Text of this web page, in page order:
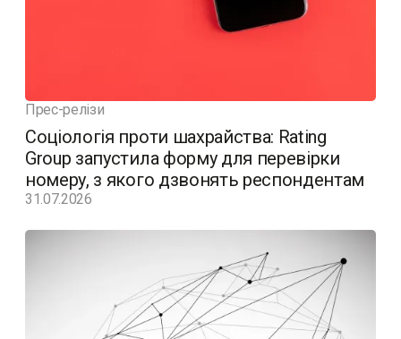
Прес-релізи
Соціологія проти шахрайства: Rating
Group запустила форму для перевірки
номеру, з якого дзвонять респондентам
31.07.2026